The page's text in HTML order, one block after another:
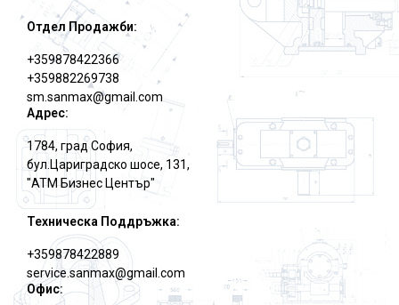
Отдел Продажби:
+359878422366
+359882269738
sm.sanmax@gmail.com
Адрес:
1784, град София,
бул.Цариградско шосе, 131,
"АТМ Бизнес Център"
Техническа Поддръжка:
+359878422889
service.sanmax@gmail.com
Офис: